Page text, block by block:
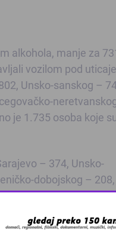
alkohola, manje za
vozilom pod
Unsko-sanskog –
je 1.735 osoba koje
– 374, Unsko-
dobojskog – 208,
– osam i
vozača, manje za
Zbog tehničke